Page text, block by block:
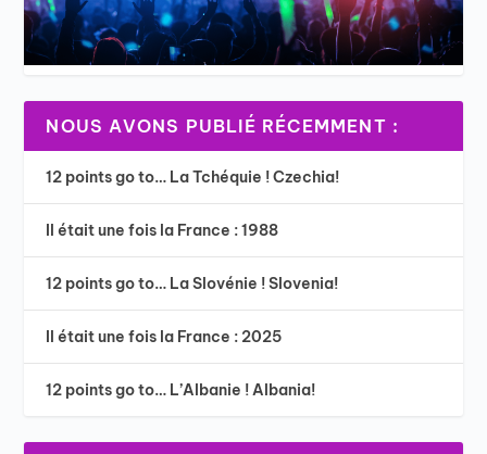
NOUS AVONS PUBLIÉ RÉCEMMENT :
12 points go to… La Tchéquie ! Czechia!
Il était une fois la France : 1988
12 points go to… La Slovénie ! Slovenia!
Il était une fois la France : 2025
12 points go to… L’Albanie ! Albania!